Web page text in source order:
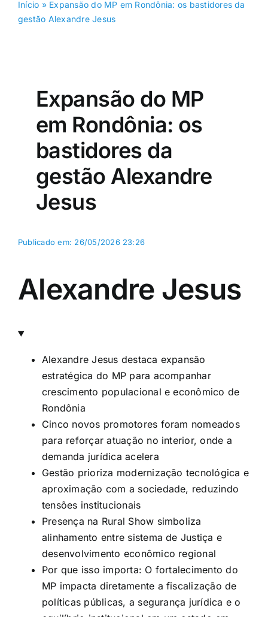
Início » Expansão do MP em Rondônia: os bastidores da
gestão Alexandre Jesus
Expansão do MP
em Rondônia: os
bastidores da
gestão Alexandre
Jesus
Publicado em: 26/05/2026 23:26
Alexandre Jesus
Alexandre Jesus destaca expansão
estratégica do MP para acompanhar
crescimento populacional e econômico de
Rondônia
Cinco novos promotores foram nomeados
para reforçar atuação no interior, onde a
demanda jurídica acelera
Gestão prioriza modernização tecnológica e
aproximação com a sociedade, reduzindo
tensões institucionais
Presença na Rural Show simboliza
alinhamento entre sistema de Justiça e
desenvolvimento econômico regional
Por que isso importa: O fortalecimento do
MP impacta diretamente a fiscalização de
políticas públicas, a segurança jurídica e o